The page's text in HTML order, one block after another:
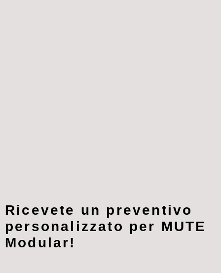
Ricevete un preventivo
personalizzato per MUTE
Modular!